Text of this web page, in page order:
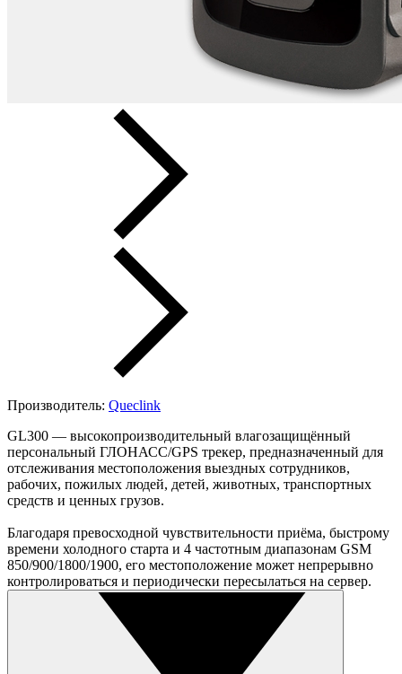
Производитель: Queclink
GL300 — высокопроизводительный влагозащищённый
персональный ГЛОНАСС/GPS трекер, предназначенный для
отслеживания местоположения выездных сотрудников,
рабочих, пожилых людей, детей, животных, транспортных
средств и ценных грузов.
Благодаря превосходной чувствительности приёма, быстрому
времени холодного старта и 4 частотным диапазонам GSM
850/900/1800/1900, его местоположение может непрерывно
контролироваться и периодически пересылаться на сервер.